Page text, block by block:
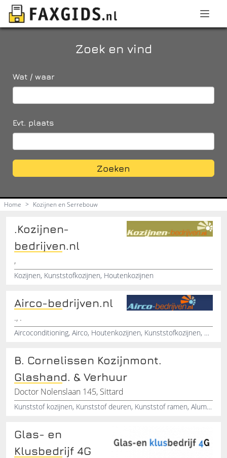
Zoek en vind
Wat / waar
Evt. plaats
Zoeken
Home > Kozijnen en Serrebouw
.Kozijnen-
bedrijven.nl
,
Kozijnen, Kunststofkozijnen, Houtenkozijnen
Airco-bedrijven.nl
., .
Aircoconditioning, Airco, Houtenkozijnen, Kunststofkozijnen, Kozijnen
B. Cornelissen Kozijnmont.
Glashand. & Verhuur
Doctor Nolenslaan 145, Sittard
Kunststof kozijnen, Kunststof deuren, Kunststof ramen, Aluminium deuren, Aluminium ramen, Aluminium kozijnen , Schuifpuien, Vouwwanden, Serrebeglazing, Top kwaliteit kozijnen
Glas- en
Klusbedrijf 4G